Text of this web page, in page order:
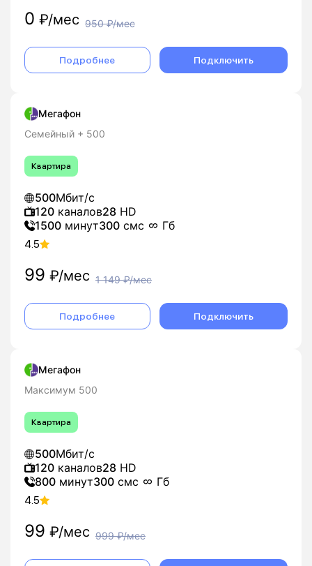
0 ₽/мес 950₽/мес
Подробнее Подключить
Мегафон
Семейный + 500
Квартира
500Мбит/с
120 каналов28 HD
1500 минут300 смс Гб
4.5
99 ₽/мес 1 149₽/мес
Подробнее Подключить
Мегафон
Максимум 500
Квартира
500Мбит/с
120 каналов28 HD
800 минут300 смс Гб
4.5
99 ₽/мес 999₽/мес